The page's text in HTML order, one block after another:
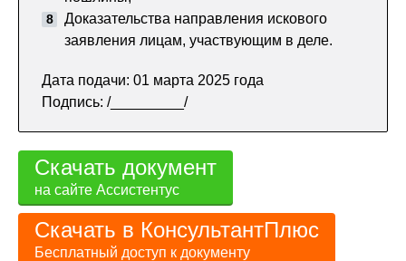
Доказательства направления искового
заявления лицам, участвующим в деле.
Дата подачи: 01 марта 2025 года
Подпись: /_________/
Скачать документ
на сайте Ассистентус
Скачать в КонсультантПлюс
Бесплатный доступ к документу